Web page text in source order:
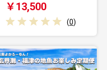
￥13,500
(0)